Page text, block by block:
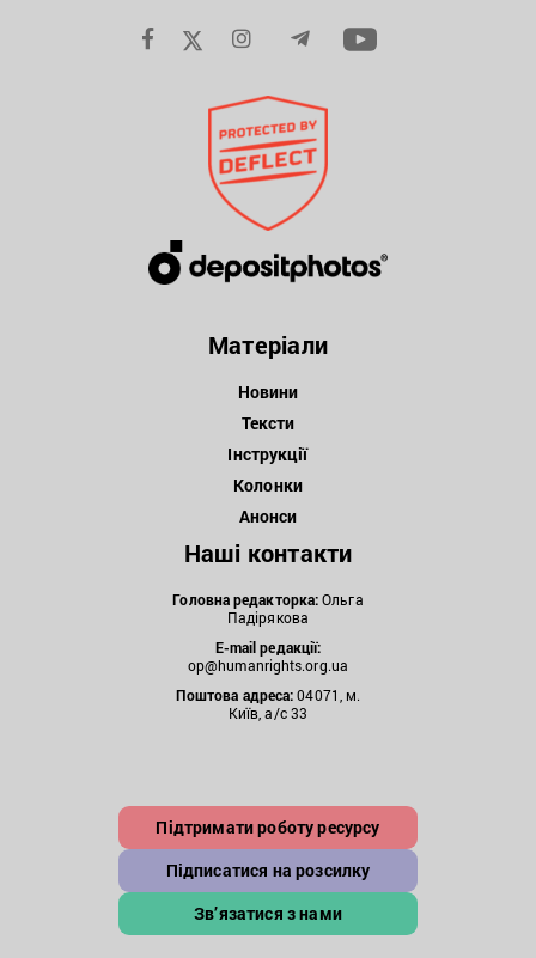
Матеріали
Новини
Тексти
Інструкції
Колонки
Анонси
Наші контакти
Головна редакторка:Ольга
Падірякова
E-mail редакції:
op@humanrights.org.ua
Поштова адреса:04071, м.
Київ, а/с 33
Підтримати роботу ресурсу
Підписатися на розсилку
Зв’язатися з нами